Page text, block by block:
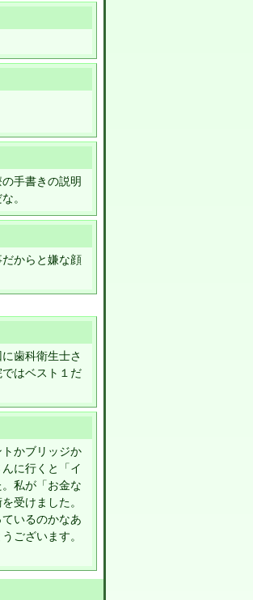
手書きの説明
。
からと嫌な顔
歯科衛生士さ
はベスト１だ
かブリッジか
に行くと「イ
私が「お金な
受けました。
いるのかなあ
ございます。